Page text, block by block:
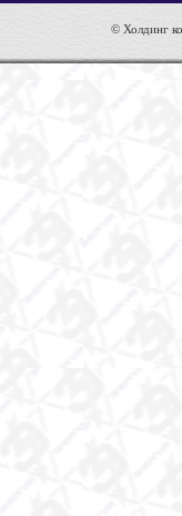
© Холдинг